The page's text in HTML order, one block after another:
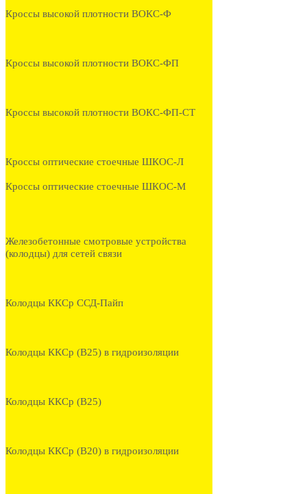
Кроссы высокой плотности ВОКС-Ф
Кроссы высокой плотности ВОКС-ФП
Кроссы высокой плотности ВОКС-ФП-СТ
Кроссы оптические стоечные ШКОС-Л
Кроссы оптические стоечные ШКОС-М
Железобетонные смотровые устройства
(колодцы) для сетей связи
Колодцы ККСр ССД-Пайп
Колодцы ККСр (В25) в гидроизоляции
Колодцы ККСр (В25)
Колодцы ККСр (В20) в гидроизоляции